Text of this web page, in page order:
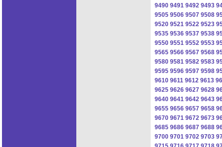
9490 9491 9492 9493
9505 9506 9507 9508
9520 9521 9522 9523
9535 9536 9537 9538
9550 9551 9552 9553
9565 9566 9567 9568
9580 9581 9582 9583
9595 9596 9597 9598
9610 9611 9612 9613
9625 9626 9627 9628
9640 9641 9642 9643
9655 9656 9657 9658
9670 9671 9672 9673
9685 9686 9687 9688
9700 9701 9702 9703